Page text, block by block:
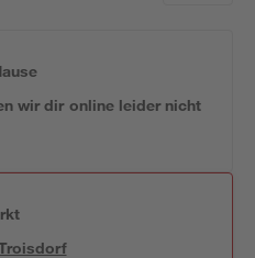
wir dir online leider nicht